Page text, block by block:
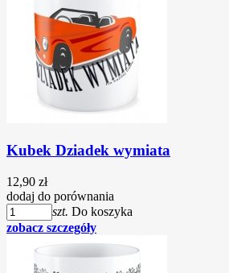
Kubek Dziadek wymiata
12,90 zł
dodaj do porównania
szt. Do koszyka
zobacz szczegóły